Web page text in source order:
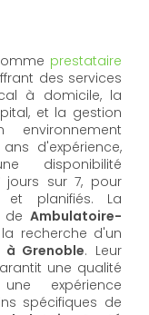
prestataire
des services
à domicile, la
et la gestion
d'expérience,
disponibilité
sur 7, pour
et planifiés. La
de Ambulatoire-
recherche d'un
Grenoble. Leur
une qualité
expérience
spécifiques de